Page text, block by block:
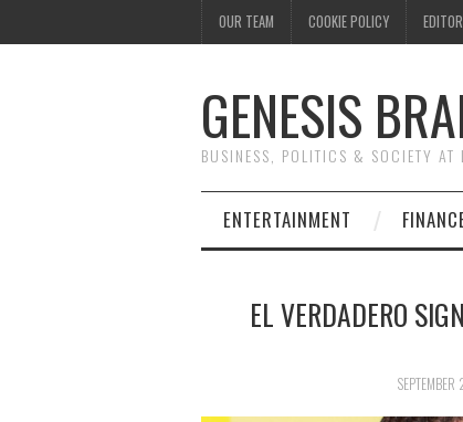
OUR TEAM COOKIE POLICY
GENESIS
BUSINESS, POLITICS & SOCIETY AT
ENTERTAINMENT
EL VERDADERO